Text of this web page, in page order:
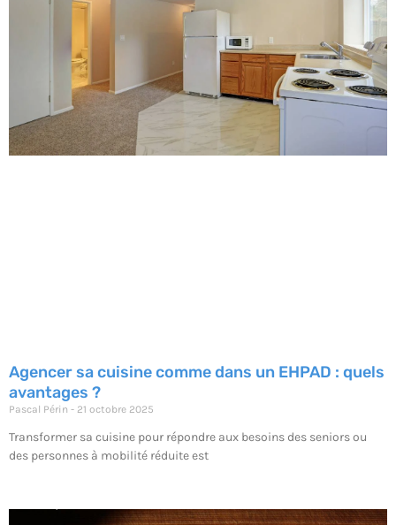
Agencer sa cuisine comme dans un EHPAD : quels
avantages ?
Pascal Périn 21 octobre 2025
Transformer sa cuisine pour répondre aux besoins des seniors ou
des personnes à mobilité réduite est